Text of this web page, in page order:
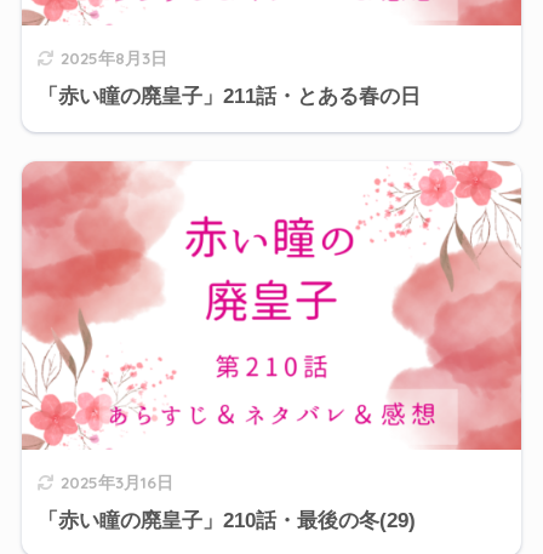
2025年8月3日
「赤い瞳の廃皇子」211話・とある春の日
2025年3月16日
「赤い瞳の廃皇子」210話・最後の冬(29)